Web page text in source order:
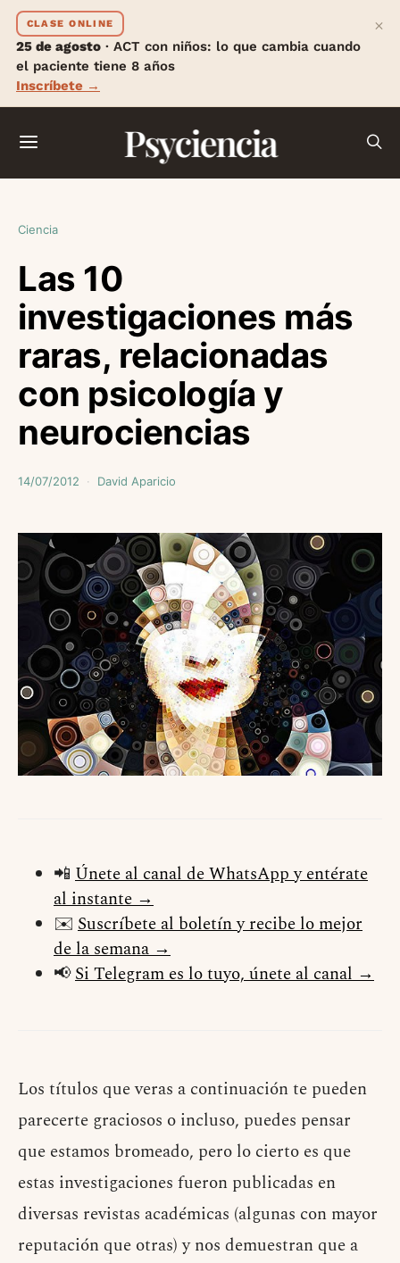
CLASE ONLINE
25 de agosto · ACT con niños: lo que cambia cuando
el paciente tiene 8 años
Inscríbete →
×
Psyciencia
Ciencia
Las 10
investigaciones más
raras, relacionadas
con psicología y
neurociencias
14/07/2012 David Aparicio
📲 Únete al canal de WhatsApp y entérate
al instante →
✉️ Suscríbete al boletín y recibe lo mejor
de la semana →
📢Si Telegram es lo tuyo, únete al canal →
Los títulos que veras a continuación te pueden
parecerte graciosos o incluso, puedes pensar
que estamos bromeado, pero lo cierto es que
estas investigaciones fueron publicadas en
diversas revistas académicas (algunas con mayor
reputación que otras) y nos demuestran que a